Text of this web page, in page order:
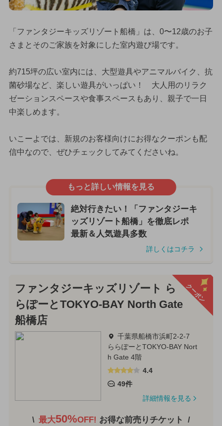
「ファンタジーキッズリゾート船橋」は、0〜12歳のお子
さまとそのご家族を対象にした室内遊び場です。
約715坪の広い室内には、大型遊具やアニマルバイク、抗
菌砂場など、楽しい遊具がいっぱい！ 大人用のリラク
ゼーションスペースや食事スペースもあり、親子で一日
中楽しめます。
いこーよでは、新規のお客様向けにお得なクーポンも配
信中なので、ぜひチェックしてみてくださいね。
もっと詳しい情報を見る
絶対行きたい！「ファンタジーキ
ッズリゾート船橋」を徹底レポ
最新＆人気遊具多数
詳しくはコチラ
クーポン
ファンタジーキッズリゾート ら
らぽーとTOKYO-BAY North Gate
船橋店
千葉県船橋市浜町2-2-7
ららぽーとTOKYO-BAY Nort
h Gate 4階
4.4
49件
詳細情報を見る
最大50%OFF! お得な前売りチケット